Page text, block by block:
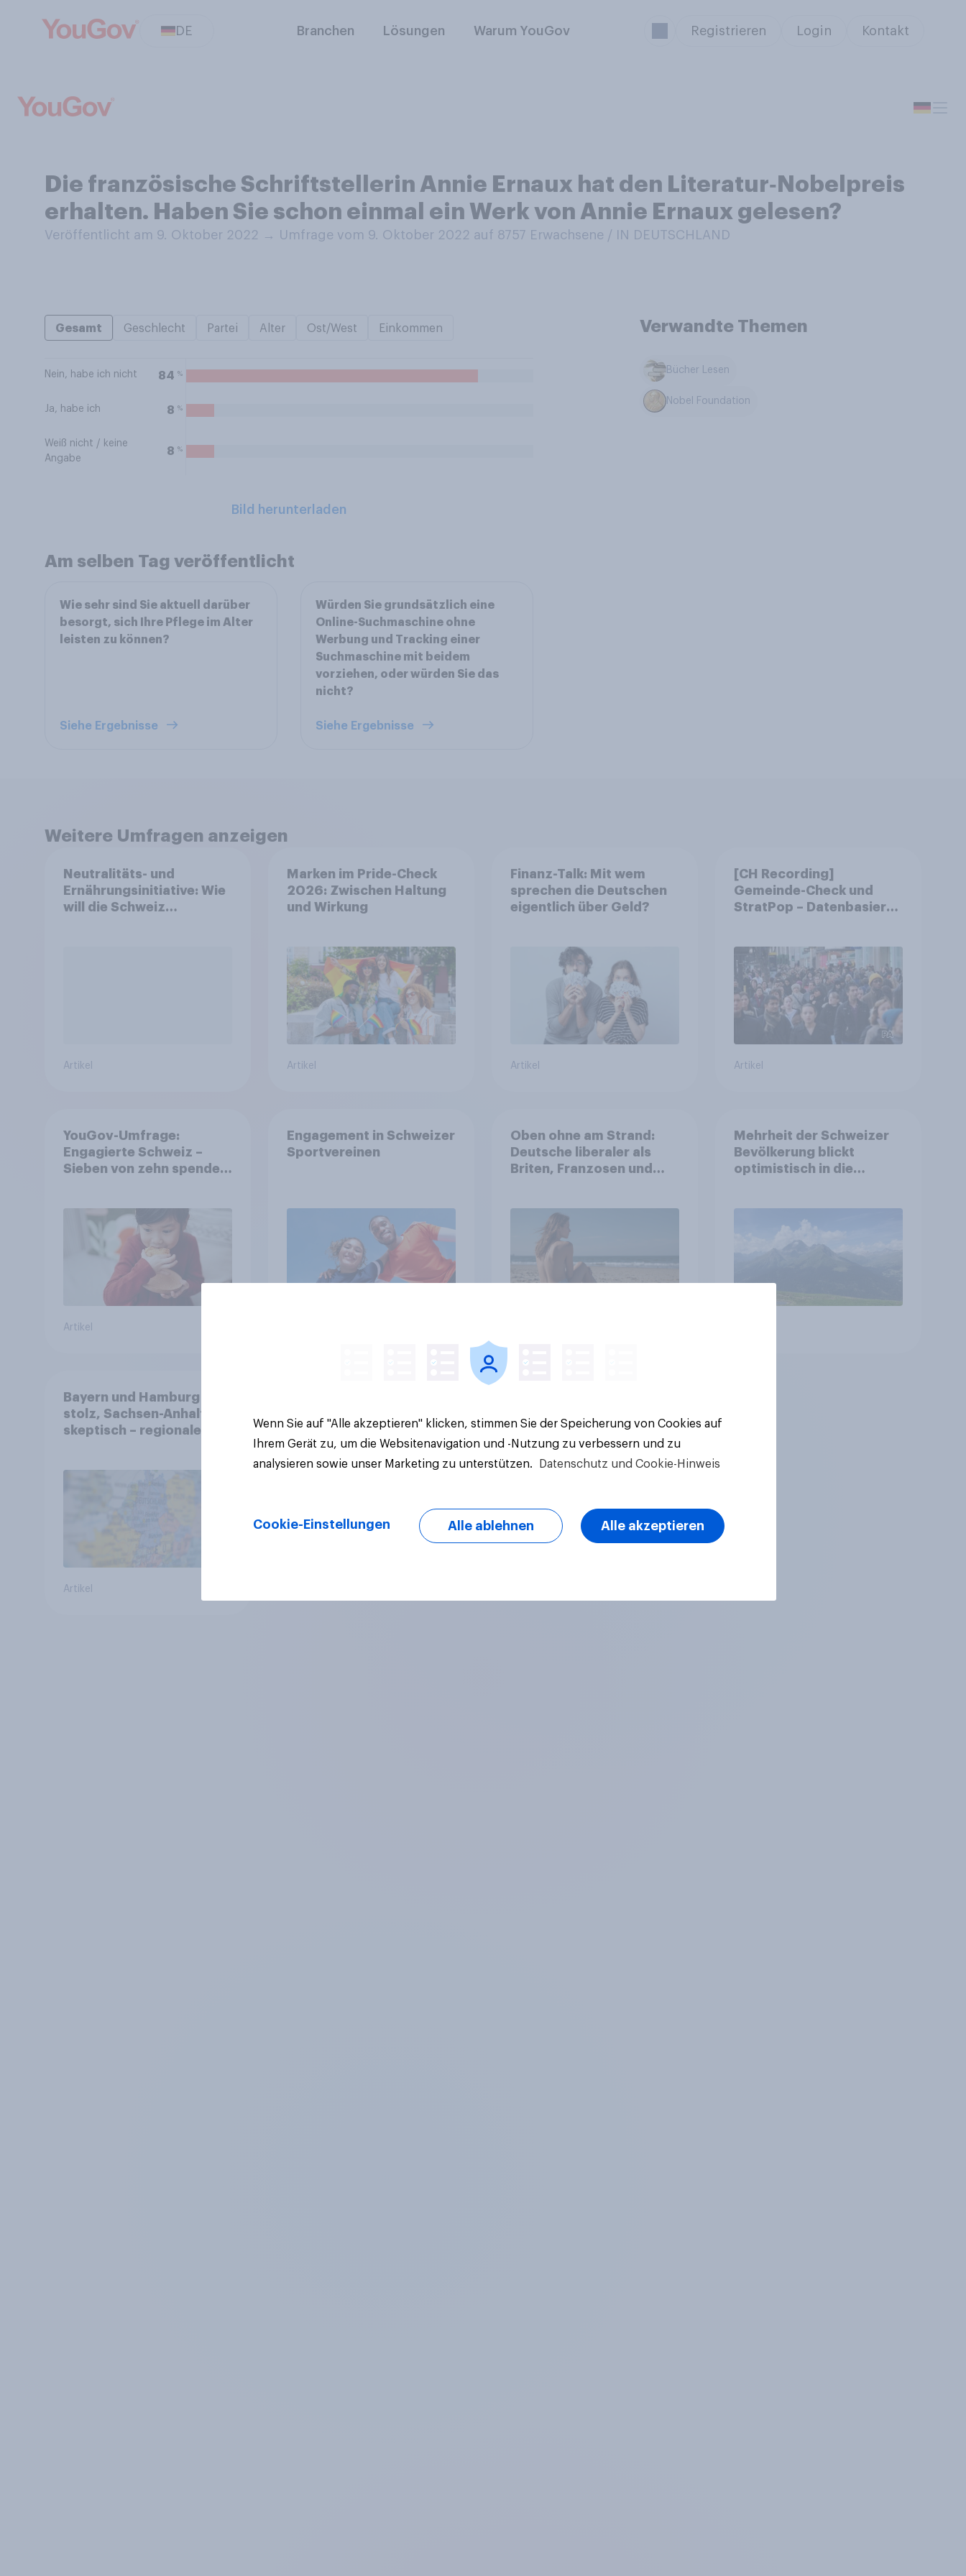
DE Branchen Lösungen Warum YouGov Registrieren Login Kontakt
Die französische Schriftstellerin Annie Ernaux hat den Literatur‑Nobelpreis
erhalten. Haben Sie schon einmal ein Werk von Annie Ernaux gelesen?
Veröffentlicht am 9. Oktober 2022 → Umfrage vom 9. Oktober 2022 auf 8757 Erwachsene / IN DEUTSCHLAND
Gesamt Geschlecht Partei Alter Ost/West Einkommen
Nein, habe ich nicht 84 %
Ja, habe ich 8 %
Weiß nicht / keine
Angabe
8 %
Bild herunterladen
Verwandte Themen
Bücher Lesen
Nobel Foundation
Am selben Tag veröffentlicht
Wie sehr sind Sie aktuell darüber
besorgt, sich Ihre Pflege im Alter
leisten zu können?
Siehe Ergebnisse
Würden Sie grundsätzlich eine
Online-Suchmaschine ohne
Werbung und Tracking einer
Suchmaschine mit beidem
vorziehen, oder würden Sie das
nicht?
Siehe Ergebnisse
Weitere Umfragen anzeigen
Neutralitäts- und
Ernährungsinitiative: Wie
will die Schweiz
Artikel
Marken im Pride-Check
2026: Zwischen Haltung
und Wirkung
Artikel
Finanz-Talk: Mit wem
sprechen die Deutschen
eigentlich über Geld?
Artikel
[CH Recording]
Gemeinde-Check und
StratPop – Datenbasierte
Artikel
YouGov-Umfrage:
Engagierte Schweiz –
Sieben von zehn spenden,
Artikel
Engagement in Schweizer
Sportvereinen
Oben ohne am Strand:
Deutsche liberaler als
Briten, Franzosen und
Mehrheit der Schweizer
Bevölkerung blickt
optimistisch in die
Gesundheitswesen und
Altersvorsorge
Bayern und Hamburg
stolz, Sachsen-Anhalt
skeptisch – regionale
Europa im Osten am
Artikel
Wenn Sie auf "Alle akzeptieren" klicken, stimmen Sie der Speicherung von Cookies auf
Ihrem Gerät zu, um die Websitenavigation und -Nutzung zu verbessern und zu
analysieren sowie unser Marketing zu unterstützen.
Datenschutz und Cookie-Hinweis
Cookie-Einstellungen Alle ablehnen Alle akzeptieren